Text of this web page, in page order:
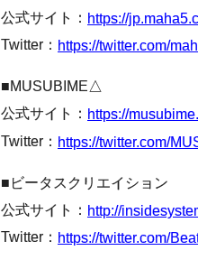
公式サイト： https://
Twitter： https://twitter.com/
■MUSUBIME△
公式サイト： https://
Twitter： https://twitter.com/
■ビータスクリエイション
公式サイト： http://
Twitter： https://twitter.com/